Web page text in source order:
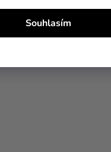
Souhlasím